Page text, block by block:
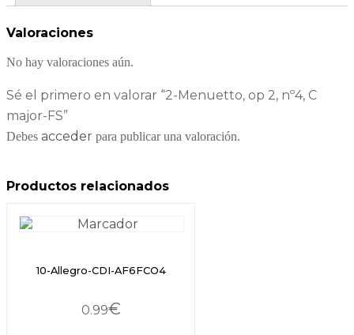
Valoraciones
No hay valoraciones aún.
Sé el primero en valorar “2-Menuetto, op 2, nº4, C
major-FS”
Debes acceder para publicar una valoración.
Productos relacionados
10-Allegro-CDI-AF6FCO4
0.99€